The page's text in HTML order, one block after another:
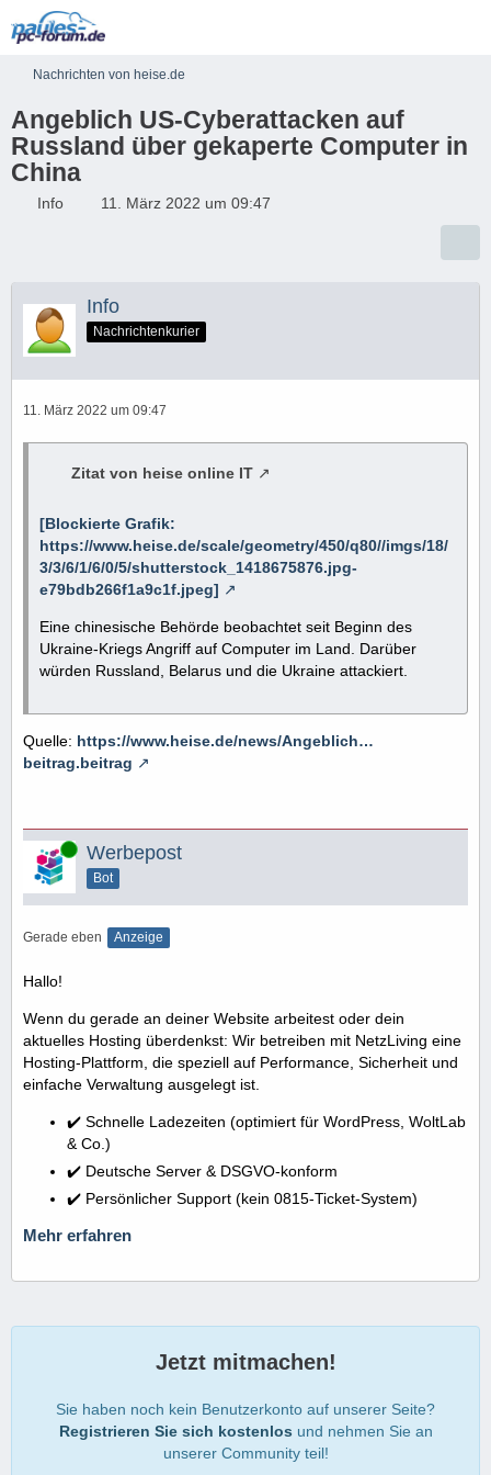
Nachrichten von heise.de
Angeblich US-Cyberattacken auf
Russland über gekaperte Computer in
China
Info 11. März 2022 um 09:47
Info
Nachrichtenkurier
11. März 2022 um 09:47
Zitat von heise online IT
[Blockierte Grafik:
https://www.heise.de/scale/geometry/450/q80//imgs/18/
3/3/6/1/6/0/5/shutterstock_1418675876.jpg-
e79bdb266f1a9c1f.jpeg]
Eine chinesische Behörde beobachtet seit Beginn des
Ukraine-Kriegs Angriff auf Computer im Land. Darüber
würden Russland, Belarus und die Ukraine attackiert.
Quelle: https://www.heise.de/news/Angeblich…
beitrag.beitrag
Online Werbepost
Bot
Gerade eben Anzeige
Hallo!
Wenn du gerade an deiner Website arbeitest oder dein
aktuelles Hosting überdenkst: Wir betreiben mit NetzLiving eine
Hosting-Plattform, die speziell auf Performance, Sicherheit und
einfache Verwaltung ausgelegt ist.
✔️ Schnelle Ladezeiten (optimiert für WordPress, WoltLab
& Co.)
✔️ Deutsche Server & DSGVO-konform
✔️ Persönlicher Support (kein 0815-Ticket-System)
Mehr erfahren
Jetzt mitmachen!
Sie haben noch kein Benutzerkonto auf unserer Seite?
Registrieren Sie sich kostenlos und nehmen Sie an
unserer Community teil!